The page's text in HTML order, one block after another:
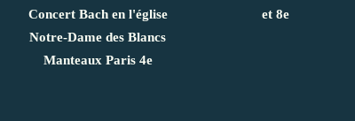
Concert Bach en l'église
Notre-Dame des Blancs
Manteaux Paris 4e
et 8e